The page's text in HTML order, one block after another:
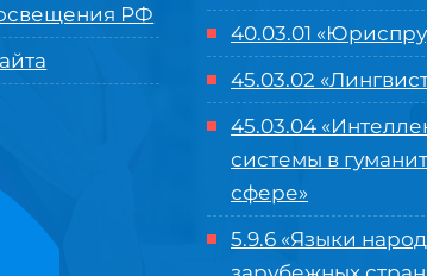
РФ
40.03.01
45.03.02
45.03.04 «
системы в
сфере»
5.9.6 «Языки